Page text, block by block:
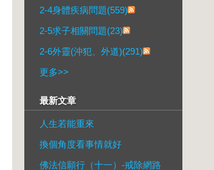
2-4身體疾病問題(559)
2-5求子相關問題(23)
2-6外靈(沖犯、外道)(291)
更多>>
最新文章
人生若能重來
換個角度看事情就好
佛法信願行（十一）-戒除網路